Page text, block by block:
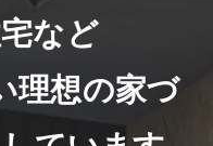
など
理想の家づ